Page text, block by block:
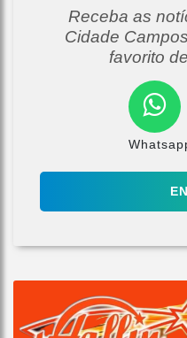
Receba as
Cidade
favorito